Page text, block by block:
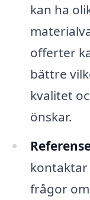
kan ha
offerter
bättre
kvalitet
önskar.
kontaktar
frågor